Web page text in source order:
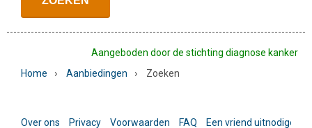
Home › Aanbiedingen › Zoeken
Aangeboden door de stichting diagnose kanker
Over ons Privacy Voorwaarden FAQ Een vriend uitnodigen